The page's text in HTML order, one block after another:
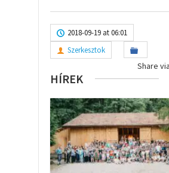
2018-09-19 at 06:01
Szerkesztok
Share
HÍREK